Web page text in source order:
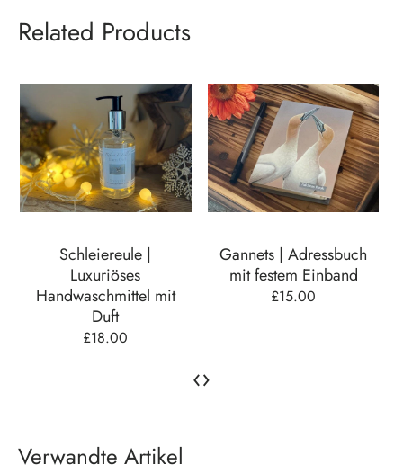
Related Products
Gannets | Adressbuch
mit festem Einband
£15.00
Geschirrtuch mit
umwerbenden Fasanen
£13.00
‹›
Verwandte Artikel